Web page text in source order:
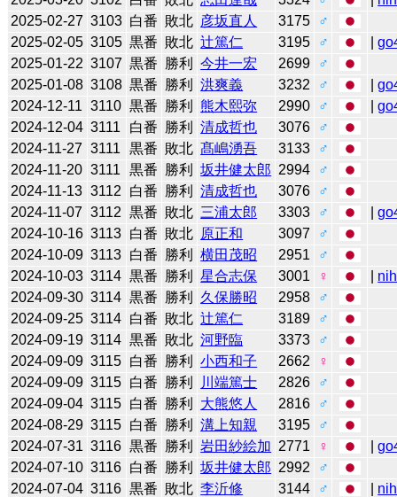
2025-02-27 3103 白番 敗北 彦坂直人 3175
♂
2025-02-05 3105 黒番 敗北 辻󠄀篤仁 3195 ♂ |
2025-01-22 3107 黒番 勝利 今井一宏 2699
♂
2025-01-08 3108 黒番 勝利 洪爽義 3232 ♂ |
2024-12-11 3110 黒番 勝利 熊木熙弥 2990 ♂ |
2024-12-04 3111 白番 勝利 清成哲也 3076
♂
2024-11-27 3111 黒番 敗北 髙嶋湧吾 3133
♂
2024-11-20 3111 黒番 勝利 坂井健太郎 2994
♂
2024-11-13 3112 白番 勝利 清成哲也 3076
♂
2024-11-07 3112 黒番 敗北 三浦太郎 3303 ♂ |
2024-10-16 3113 白番 敗北 原正和 3097
♂
2024-10-09 3113 白番 勝利 横田茂昭 2951
♂
2024-10-03 3114 黒番 勝利 星合志保 3001 ♀
2024-09-30 3114 黒番 勝利 久保勝昭 2958
♂
2024-09-25 3114 白番 敗北 辻󠄀篤仁 3189
♂
2024-09-19 3114 黒番 敗北 河野臨 3373
♂
2024-09-09 3115 白番 勝利 小西和子 2662
♀
2024-09-09 3115 白番 勝利 川端篤士 2826
♂
2024-09-04 3115 白番 勝利 大熊悠人 2816
♂
2024-08-29 3115 白番 勝利 溝上知親 3195
♂
2024-07-31 3116 黒番 勝利 岩田紗絵加 2771 ♀ |
2024-07-10 3116 白番 勝利 坂井健太郎 2992
♂
2024-07-04 3116 黒番 敗北 李沂修 3144 ♂